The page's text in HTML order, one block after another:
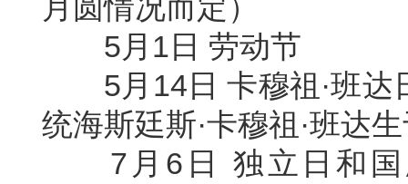
月圆情况而定）
5月 1 日 劳动节
5月 14 日 卡穆祖 ·班达
统海斯廷斯·卡穆祖 ·班达
7 月 6 日
独立日和